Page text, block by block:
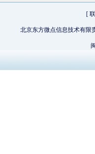
[
北京东方微点信息技术有限